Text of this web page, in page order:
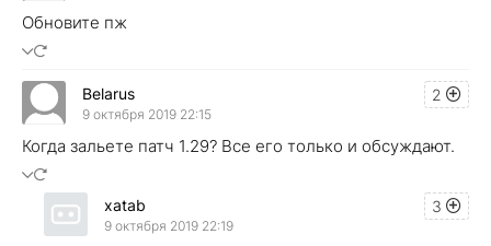
Обновите пж
2
Belarus
9 октября 2019 22:15
Когда зальете патч 1.29? Все его только и обсуждают.
3
xatab
9 октября 2019 22:19